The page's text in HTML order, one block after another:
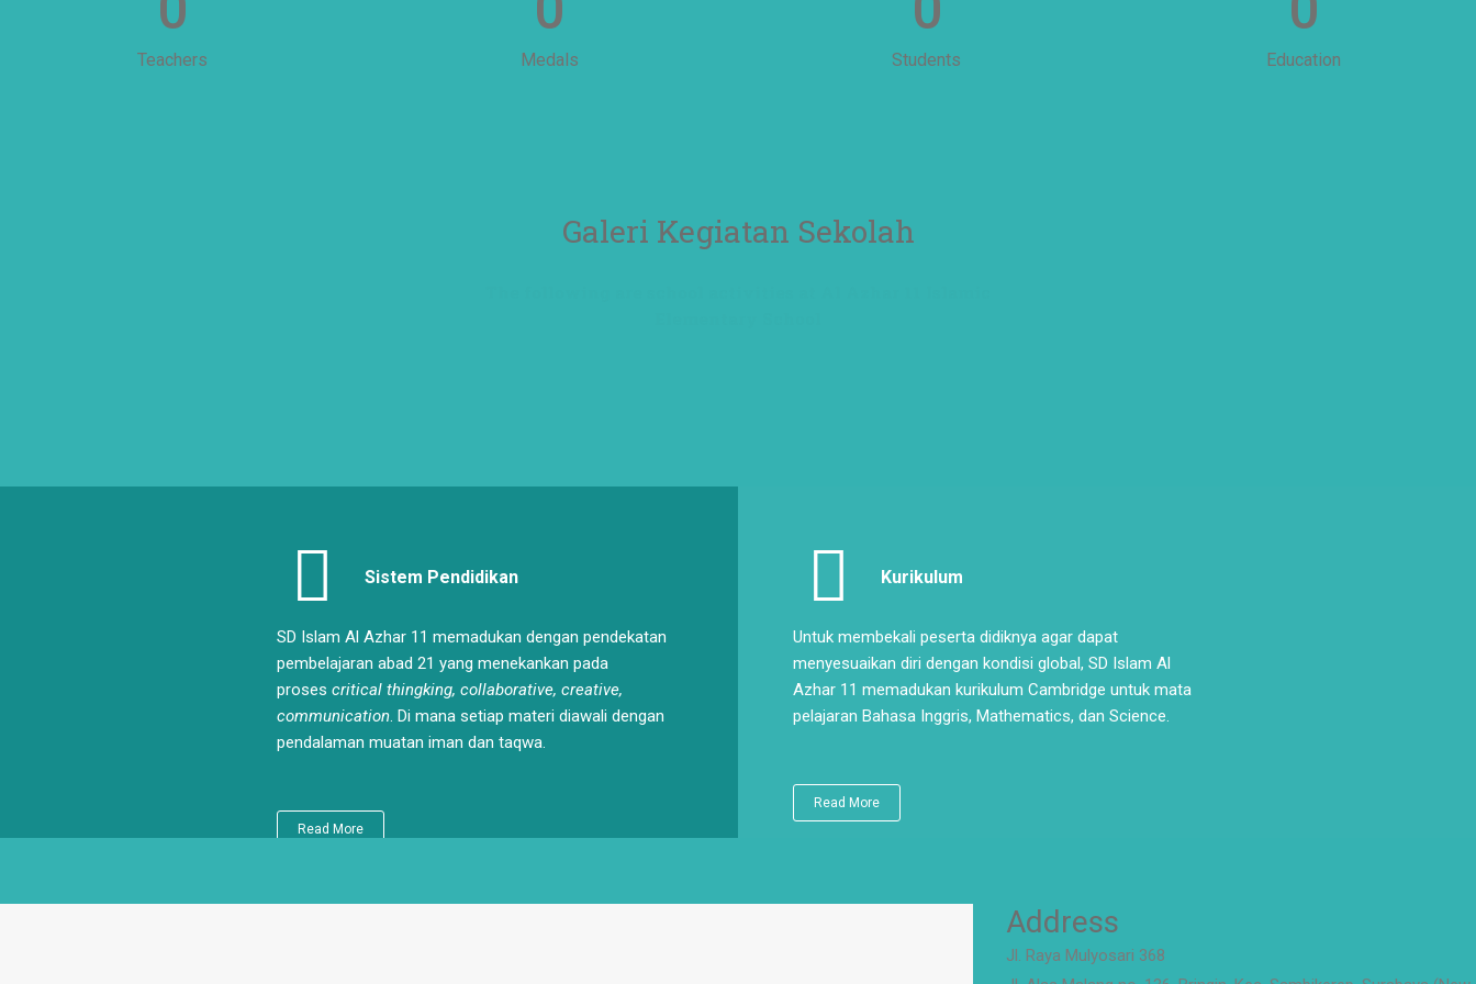
Teachers Medals Students Education
Galeri Kegiatan Sekolah
Sistem Pendidikan
SD Islam Al Azhar 11 memadukan dengan pendekatan
pembelajaran abad 21 yang menekankan pada
proses critical thingking, collaborative, creative,
communication . Di mana setiap materi diawali dengan
pendalaman muatan iman dan taqwa.
Read More
Kurikulum
Untuk membekali peserta didiknya agar dapat
menyesuaikan diri dengan kondisi global, SD Islam Al
Azhar 11 memadukan kurikulum Cambridge untuk mata
pelajaran Bahasa Inggris, Mathematics, dan Science.
Read More
Address
Jl. Raya Mulyosari 368